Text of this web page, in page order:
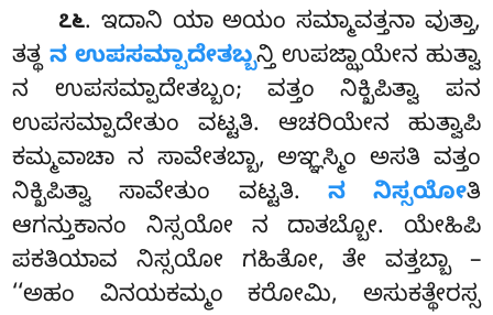
೭೬. ಇದಾನಿ ಯಾ ಅಯಂ ಸಮ್ಮಾವತ್ತನಾ ವುತ್ತಾ,
ತತ್ಥನ ಉಪಸಮ್ಪಾದೇತಬ್ಬನ್ತಿ ಉಪಜ್ಝಾಯೇನ ಹುತ್ವಾ
ನ ಉಪಸಮ್ಪಾದೇತಬ್ಬಂ; ವತ್ತಂ ನಿಕ್ಖಿಪಿತ್ವಾ ಪನ
ಉಪಸಮ್ಪಾದೇತುಂ ವಟ್ಟತಿ. ಆಚರಿಯೇನ ಹುತ್ವಾಪಿ
ಕಮ್ಮವಾಚಾ ನ ಸಾವೇತಬ್ಬಾ, ಅಞ್ಞಸ್ಮಿಂ ಅಸತಿ ವತ್ತಂ
ನಿಕ್ಖಿಪಿತ್ವಾ ಸಾವೇತುಂ ವಟ್ಟತಿ. ನ ನಿಸ್ಸಯೋತಿ
ಆಗನ್ತುಕಾನಂ ನಿಸ್ಸಯೋ ನ ದಾತಬ್ಬೋ. ಯೇಹಿಪಿ
ಪಕತಿಯಾವ ನಿಸ್ಸಯೋ ಗಹಿತೋ, ತೇ ವತ್ತಬ್ಬಾ –
‘‘ಅಹಂ ವಿನಯಕಮ್ಮಂ ಕರೋಮಿ, ಅಸುಕತ್ಥೇರಸ್ಸ